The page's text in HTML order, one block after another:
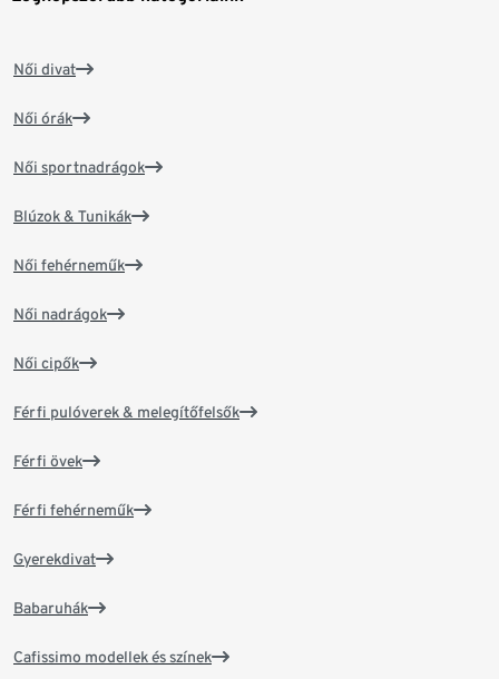
Női divat
Női órák
Női sportnadrágok
Blúzok & Tunikák
Női fehérneműk
Női nadrágok
Női cipők
Férfi pulóverek & melegítőfelsők
Férfi övek
Férfi fehérneműk
Gyerekdivat
Babaruhák
Cafissimo modellek és színek